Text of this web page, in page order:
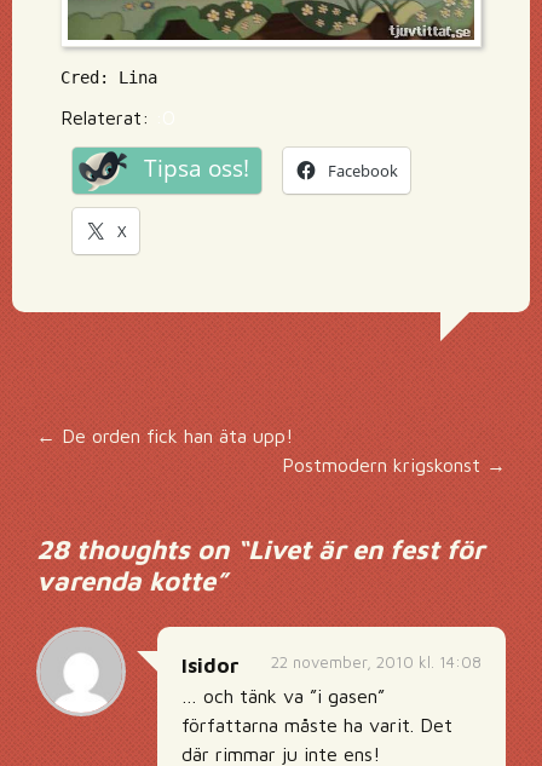
Cred: Lina
Relaterat:
Tipsa oss! Facebook
X
Inläggsnavigering
←De orden fick han äta upp!
Postmodern krigskonst →
28 thoughts on “Livet är en fest för
varenda kotte”
22 november, 2010 kl. 14:08
Isidor
… och tänk va ”i gasen”
författarna måste ha varit. Det
där rimmar ju inte ens!